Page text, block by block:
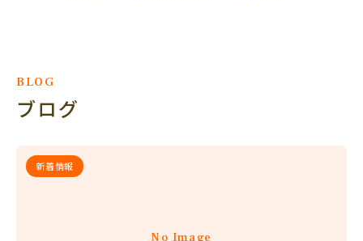
BLOG
ブログ
No Image
新着情報